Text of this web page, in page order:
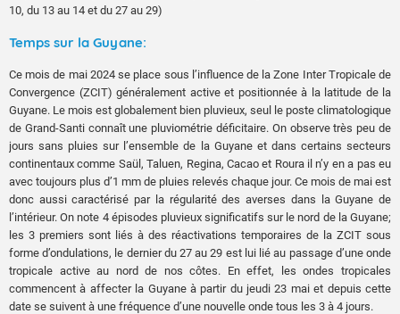
10, du 13 au 14 et du 27 au 29)
Temps sur la Guyane:
Ce mois de mai 2024 se place sous l’influence de la Zone Inter Tropicale de
Convergence (ZCIT) généralement active et positionnée à la latitude de la
Guyane. Le mois est globalement bien pluvieux, seul le poste climatologique
de Grand-Santi connaît une pluviométrie déficitaire. On observe très peu de
jours sans pluies sur l’ensemble de la Guyane et dans certains secteurs
continentaux comme Saül, Taluen, Regina, Cacao et Roura il n’y en a pas eu
avec toujours plus d’1 mm de pluies relevés chaque jour. Ce mois de mai est
donc aussi caractérisé par la régularité des averses dans la Guyane de
l’intérieur. On note 4 épisodes pluvieux significatifs sur le nord de la Guyane;
les 3 premiers sont liés à des réactivations temporaires de la ZCIT sous
forme d’ondulations, le dernier du 27 au 29 est lui lié au passage d’une onde
tropicale active au nord de nos côtes. En effet, les ondes tropicales
commencent à affecter la Guyane à partir du jeudi 23 mai et depuis cette
date se suivent à une fréquence d’une nouvelle onde tous les 3 à 4 jours.